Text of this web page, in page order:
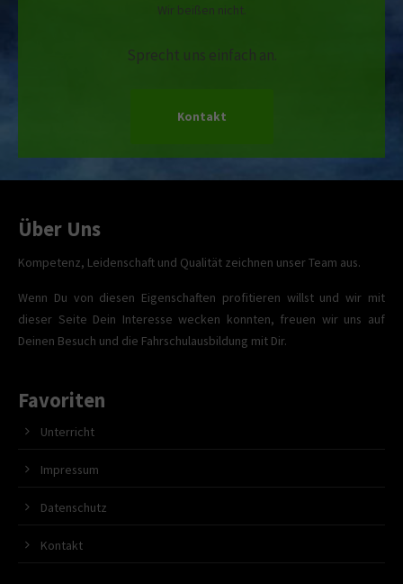
Wir beißen nicht.
Sprecht uns einfach an.
Kontakt
Über Uns
Kompetenz, Leidenschaft und Qualität zeichnen unser Team aus.
Wenn Du von diesen Eigenschaften profitieren willst und wir mit
dieser Seite Dein Interesse wecken konnten, freuen wir uns auf
Deinen Besuch und die Fahrschulausbildung mit Dir.
Favoriten
Unterricht
Impressum
Datenschutz
Kontakt